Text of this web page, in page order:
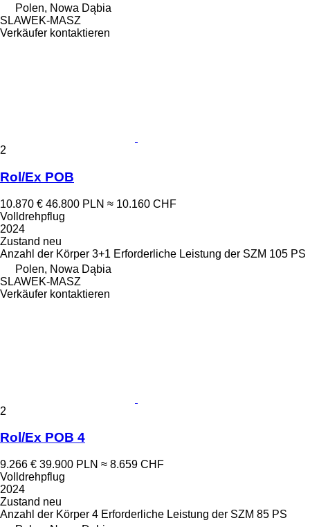
Polen, Nowa Dąbia
SLAWEK-MASZ
Verkäufer kontaktieren
2
Rol/Ex POB
10.870 € 46.800 PLN ≈ 10.160 CHF
Volldrehpflug
2024
Zustand neu
Anzahl der Körper 3+1 Erforderliche Leistung der SZM 105 PS
Polen, Nowa Dąbia
SLAWEK-MASZ
Verkäufer kontaktieren
2
Rol/Ex POB 4
9.266 € 39.900 PLN ≈ 8.659 CHF
Volldrehpflug
2024
Zustand neu
Anzahl der Körper 4 Erforderliche Leistung der SZM 85 PS